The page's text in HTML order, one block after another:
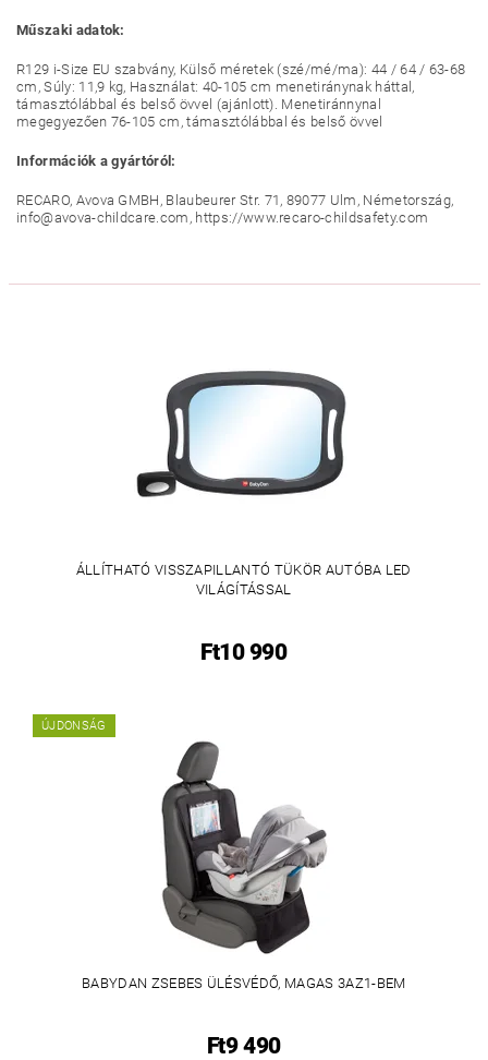
Műszaki adatok:
R129 i-Size EU szabvány, Külső méretek (szé/mé/ma): 44 / 64 / 63-68
cm, Súly: 11,9 kg, Használat: 40-105 cm menetiránynak háttal,
támasztólábbal és belső övvel (ajánlott). Menetiránnynal
megegyezően 76-105 cm, támasztólábbal és belső övvel
Információk a gyártóról:
RECARO, Avova GMBH, Blaubeurer Str. 71, 89077 Ulm, Németország,
info@avova-childcare.com, https://www.recaro-childsafety.com
ÁLLÍTHATÓ VISSZAPILLANTÓ TÜKÖR AUTÓBA LED
VILÁGÍTÁSSAL
Ft10 990
ÚJDONSÁG
BABYDAN ZSEBES ÜLÉSVÉDŐ, MAGAS 3AZ1-BEM
Ft9 490